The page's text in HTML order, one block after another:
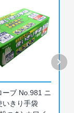
ーブ No.981 ニ
いきり手袋